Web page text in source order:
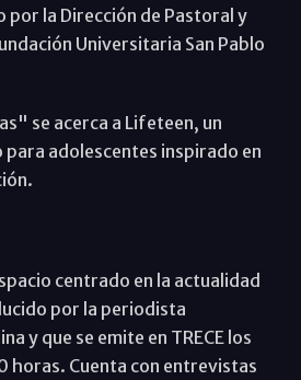
la Dirección de Pastoral y
Universitaria San Pablo
se acerca a Lifeteen, un
adolescentes inspirado en
centrado en la actualidad
por la periodista
y que se emite en TRECE los
horas. Cuenta con entrevistas